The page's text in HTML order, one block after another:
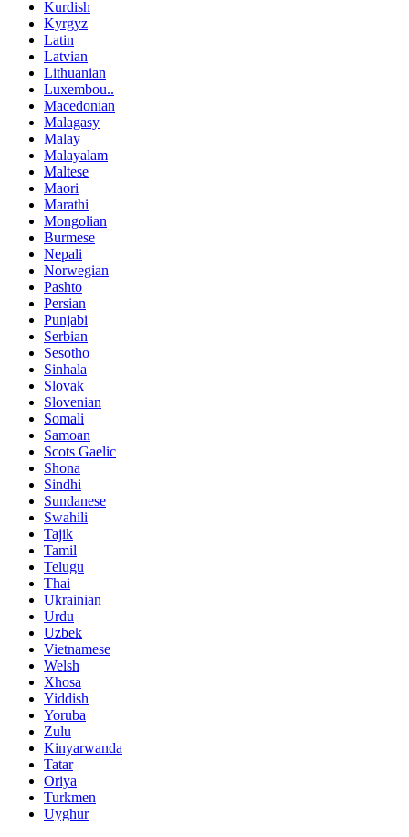
Kurdish
Kyrgyz
Latin
Latvian
Lithuanian
Luxembou..
Macedonian
Malagasy
Malay
Malayalam
Maltese
Maori
Marathi
Mongolian
Burmese
Nepali
Norwegian
Pashto
Persian
Punjabi
Serbian
Sesotho
Sinhala
Slovak
Slovenian
Somali
Samoan
Scots Gaelic
Shona
Sindhi
Sundanese
Swahili
Tajik
Tamil
Telugu
Thai
Ukrainian
Urdu
Uzbek
Vietnamese
Welsh
Xhosa
Yiddish
Yoruba
Zulu
Kinyarwanda
Tatar
Oriya
Turkmen
Uyghur